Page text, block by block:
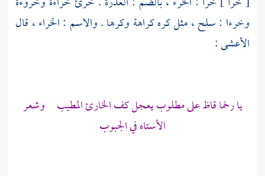
وخرءا : سلح ، مثل كره كراهة وكرها . والاسم : الخراء ، قال
الأعشى:
يا رخما قاظ على مطلوب يعجل كف الخارئ المطيب وشعر
الأستاه في الجبوب